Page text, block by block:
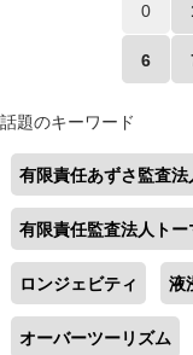
0
6
話題のキーワード
有限責任あずさ監査法
有限責任監査法人トー
ロンジェビティ 液
オーバーツーリズム